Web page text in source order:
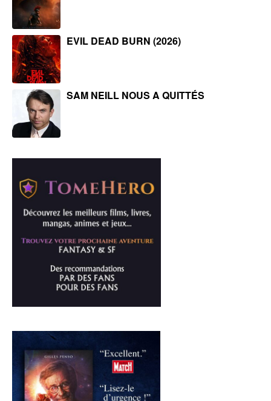
EVIL DEAD BURN (2026)
SAM NEILL NOUS A QUITTÉS